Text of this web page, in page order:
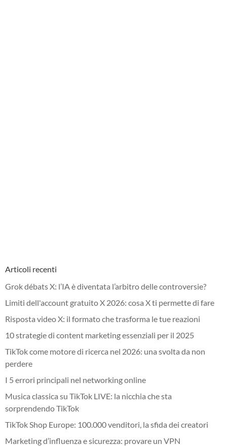
Articoli recenti
Grok débats X: l’IA è diventata l’arbitro delle controversie?
Limiti dell'account gratuito X 2026: cosa X ti permette di fare
Risposta video X: il formato che trasforma le tue reazioni
10 strategie di content marketing essenziali per il 2025
TikTok come motore di ricerca nel 2026: una svolta da non
perdere
I 5 errori principali nel networking online
Musica classica su TikTok LIVE: la nicchia che sta
sorprendendo TikTok
TikTok Shop Europe: 100.000 venditori, la sfida dei creatori
Marketing d’influenza e sicurezza: provare un VPN